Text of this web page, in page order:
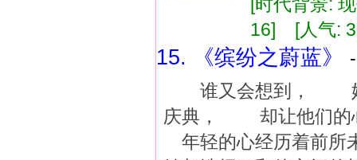
16] [人气:
15. 《缤纷之蔚蓝》
谁又会想到， 她
庆典， 却让他们的
年轻的心经历着前